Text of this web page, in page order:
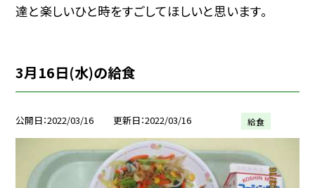
達と楽しいひと時をすごしてほしいと思います。
3月16日(水)の給食
公開日 2022/03/16 更新日 2022/03/16 給食